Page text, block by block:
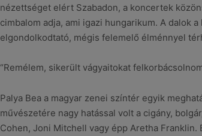
nézettséget elért Szabadon, a koncertek
cimbalom adja, ami igazi hungarikum. A dalok
elgondolkodtató, mégis felemelő élménnyel
“Remélem, sikerült vágyaitokat
Palya Bea a magyar zenei színtér egyik
művészetére nagy hatással volt a cigány,
Cohen, Joni Mitchell vagy épp Aretha